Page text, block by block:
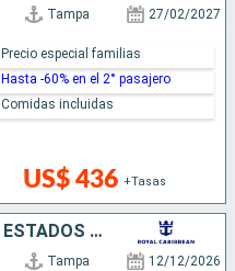
Tampa 27/02/2027
US$ 436 +Tasas
Precio especial familias
Hasta -60% en el 2° pasajero
Comidas incluidas
MÉXICO, HONDURAS, BELICE, ESTADOS UNIDOS
Tampa 12/12/2026